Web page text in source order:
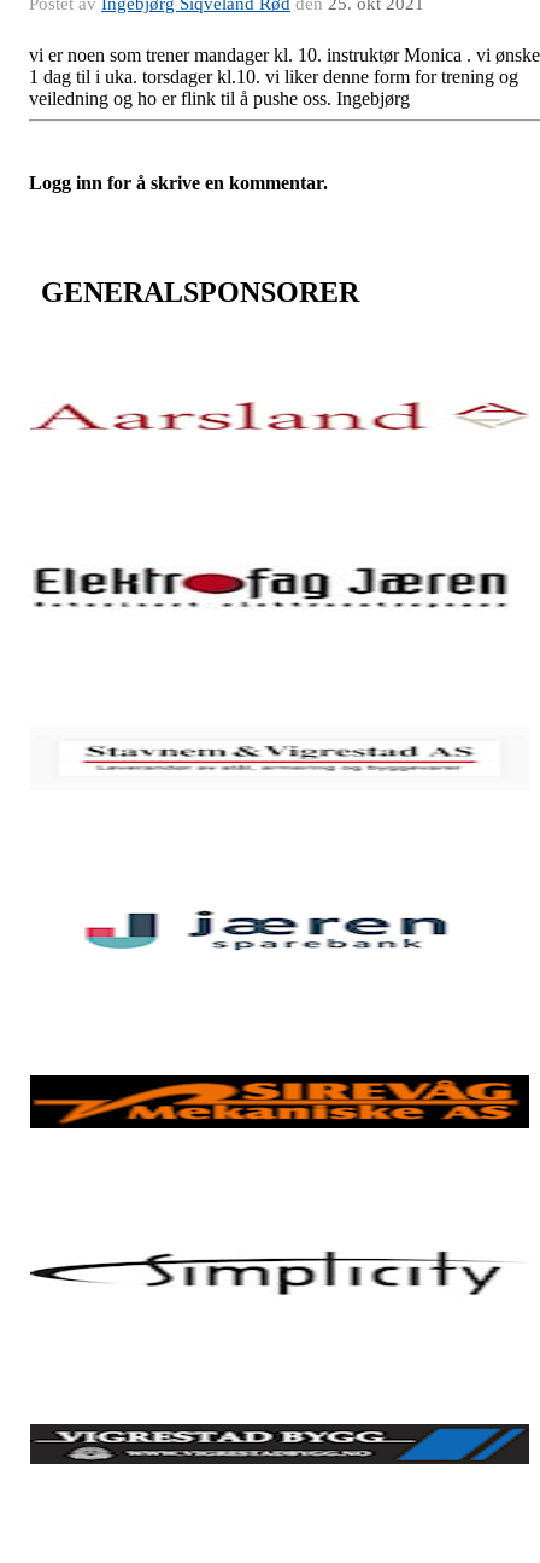
vi er noen som trener mandager kl. 10. instruktør Monica . vi
1 dag til i uka. torsdager kl.10. vi liker denne form for trening og
veiledning og ho er flink til å pushe oss. Ingebjørg
Logg inn for å skrive en kommentar.
GENERALSPONSORER